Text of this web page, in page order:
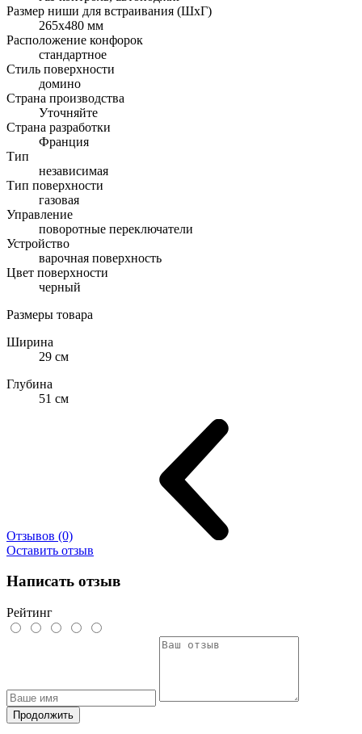
Размер ниши для встраивания (ШхГ)
265х480 мм
Расположение конфорок
стандартное
Стиль поверхности
домино
Страна производства
Уточняйте
Страна разработки
Франция
Тип
независимая
Тип поверхности
газовая
Управление
поворотные переключатели
Устройство
варочная поверхность
Цвет поверхности
черный
Размеры товара
Ширина
29 см
Глубина
51 см
Отзывов (0)
Оставить отзыв
Написать отзыв
Рейтинг
Продолжить